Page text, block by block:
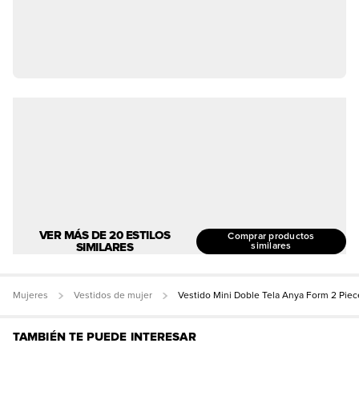
VER MÁS DE 20 ESTILOS
SIMILARES
Comprar productos
similares
Mujeres Vestidos de mujer Vestido Mini Doble Tela Anya Form 2
TAMBIÉN TE PUEDE INTERESAR